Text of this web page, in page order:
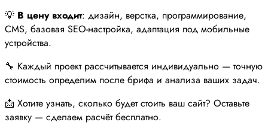
💡 В цену входит: дизайн, верстка, программирование,
CMS, базовая SEO-настройка, адаптация под мобильные
устройства.
🔧 Каждый проект рассчитывается индивидуально — точную
стоимость определим после брифа и анализа ваших задач.
📩 Хотите узнать, сколько будет стоить ваш сайт? Оставьте
заявку — сделаем расчёт бесплатно.